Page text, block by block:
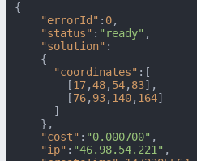
{
"errorId" : 0,
"status" : "ready" ,
"solution" :
{
"coordinates" : [
[17,48, 54, 83] ,
[76, 93, 140, 164]
]
} ,
"cost" : "0.000700" ,
"ip" : "46.98.54.221" ,